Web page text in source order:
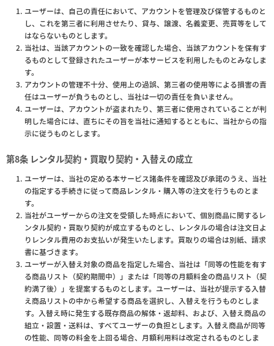
ユーザーは、自己の責任において、アカウントを管理及び保管するものと
し、これを第三者に利用させたり、貸与、譲渡、名義変更、売買等をして
はならないものとします。
当社は、当該アカウントの一致を確認した場合、当該アカウントを保有す
るものとして登録されたユーザーが本サービスを利用したものとみなしま
す。
アカウントの管理不十分、使用上の過誤、第三者の使用等による損害の責
任はユーザーが負うものとし、当社は一切の責任を負いません。
ユーザーは、アカウントが盗まれたり、第三者に使用されていることが判
明した場合には、直ちにその旨を当社に通知するとともに、当社からの指
示に従うものとします。
第8条 レンタル契約・買取り契約・入替えの成立
ユーザーは、当社の定める本サービス諸条件を確認及び承諾のうえ、当社
の指定する手続きに従って商品レンタル・購入等の注文を行うものとま
す。
当社がユーザーからの注文を受領した時点において、個別商品に関するレ
ンタル契約・買取り契約が成立するものとし、レンタルの場合は注文日よ
りレンタル費用のお支払いが発生いたします。買取りの場合は別紙、請求
書に基づきます。
ユーザーが入替え対象の商品を指定した場合、当社は「同等の性能を有す
る商品リスト（契約期間中）」または「同等の月額料金の商品リスト（契
約満了後）」を提案するものとします。ユーザーは、当社が提示する入替
え商品リストの中から希望する商品を選択し、入替えを行うものとしま
す。入替え時に発生する既存商品の解体・返却料、および、入替え商品の
組立・設置・送料は、すべてユーザーの負担とします。入替え商品が同等
の性能、同等の料金を上回る場合、月額利用料は改定されるものとしま